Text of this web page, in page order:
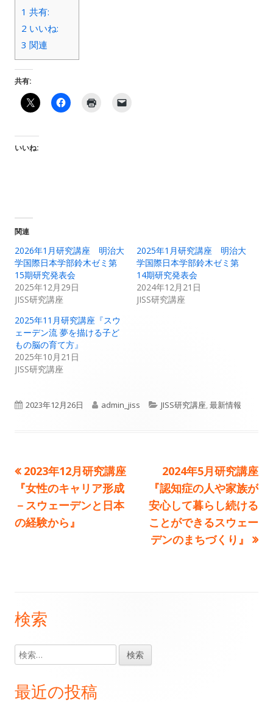
1 共有:
2 いいね:
3 関連
共有:
いいね:
関連
2026年1月研究講座 明治大
学国際日本学部鈴木ゼミ第
15期研究発表会
2025年12月29日
JISS研究講座
2025年1月研究講座 明治大
学国際日本学部鈴木ゼミ第
14期研究発表会
2024年12月21日
JISS研究講座
2025年11月研究講座『スウ
ェーデン流 夢を描ける子ど
もの脳の育て方』
2025年10月21日
JISS研究講座
公
2023年12月26日
作
admin_jiss
カ
リ
ー
JISS研究講座,最新情報
投
稿
ナ
ー
シ
ョ
ン
前
の
記
事:
2023年12月研究講座
『女性のキャリア形成
－スウェーデンと日本
の経験から』
次
の
記
事:
2024年5月研究講座
『認知症の人や家族が
安心して暮らし続ける
ことができるスウェー
デンのまちづくり』
メ
イ
検索
検
索:
最近の投稿